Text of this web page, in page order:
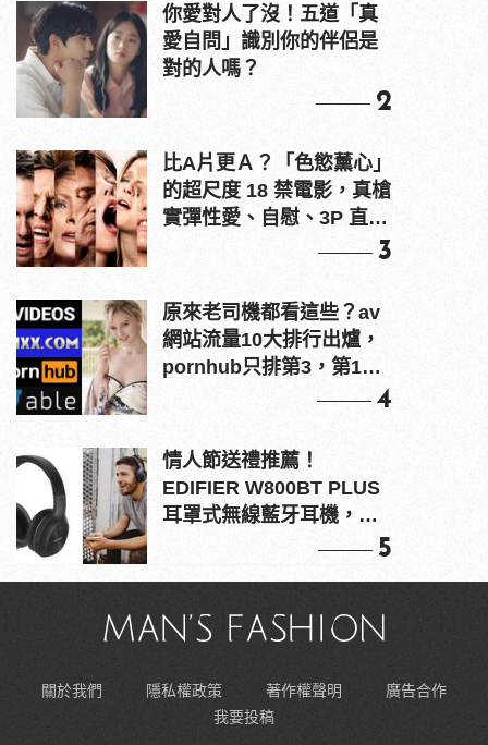
你愛對人了沒！五道「真
愛自問」識別你的伴侶是
對的人嗎？
2
比A片更Ａ？「色慾薰心」
的超尺度 18 禁電影，真槍
實彈性愛、自慰、3P 直接
3
原來老司機都看這些？av
網站流量10大排行出爐，
pornhub只排第3，第1名
4
情人節送禮推薦！
EDIFIER W800BT PLUS
耳罩式無線藍牙耳機，在
5
關於我們 隱私權政策 著作權聲明
廣告合作
我要投稿